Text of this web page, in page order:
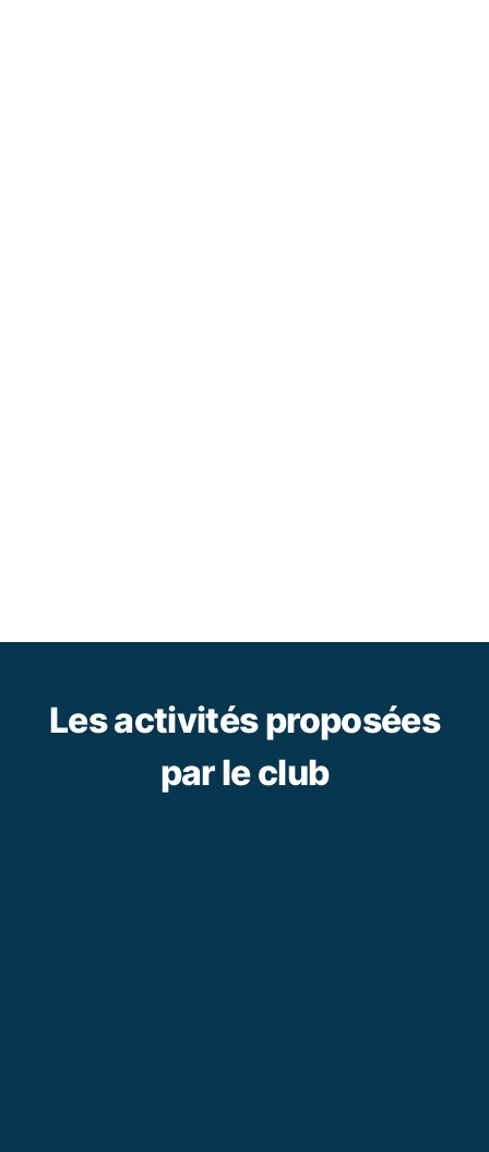
Les activités proposées
par le club